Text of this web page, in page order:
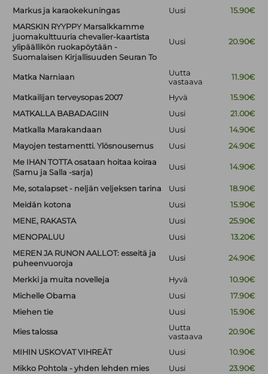
Markus ja karaokekuningas Uusi
15.90€
MARSKIN RYYPPY Marsalkkamme
juomakulttuuria chevalier-kaartista
ylipäällikön ruokapöytään -
Suomalaisen Kirjallisuuden Seuran To
Uusi 20.90€
Matka Narniaan
Uutta
vastaava
11.90€
Matkailijan terveysopas 2007 Hyvä
15.90€
MATKALLA BABADAGIIN
Uusi
21.00€
Matkalla Marakandaan
Uusi
14.90€
Mayojen testamentti. Ylösnousemus
Uusi
24.90€
Me IHAN TOTTA osataan hoitaa koiraa
(Samu ja Salla -sarja)
Uusi 14.90€
Me, sotalapset - neljän veljeksen tarina Uusi
18.90€
Meidän kotona
Uusi
15.90€
MENE, RAKASTA
Uusi
25.90€
MENOPALUU
Uusi
13.20€
MEREN JA RUNON AALLOT: esseitä ja
puheenvuoroja
Uusi 24.90€
Merkki ja muita novelleja Hyvä
10.90€
Michelle Obama
Uusi
17.90€
Miehen tie
Uusi 15.90€
Mies talossa
Uutta
vastaava
20.90€
MIHIN USKOVAT VIHREÄT Uusi
10.90€
Mikko Pohtola - yhden lehden mies
Uusi 23.90€